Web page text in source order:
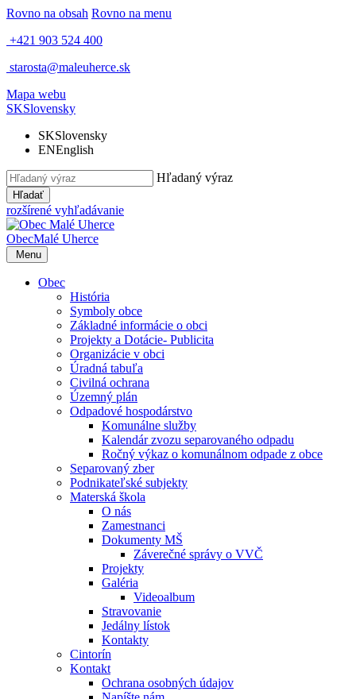
Rovno na obsah Rovno na menu
+421 903 524 400
starosta@maleuherce.sk
Mapa webu
SKSlovensky
SKSlovensky
ENEnglish
Hľadaný výraz
Hľadať
rozšírené vyhľadávanie
ObecMalé Uherce
Menu
Obec
História
Symboly obce
Základné informácie o obci
Projekty a Dotácie- Publicita
Organizácie v obci
Úradná tabuľa
Civilná ochrana
Územný plán
Odpadové hospodárstvo
Komunálne služby
Kalendár zvozu separovaného odpadu
Ročný výkaz o komunálnom odpade z obce
Separovaný zber
Podnikateľské subjekty
Materská škola
O nás
Zamestnanci
Dokumenty MŠ
Záverečné správy o VVČ
Projekty
Galéria
Videoalbum
Stravovanie
Jedálny lístok
Kontakty
Cintorín
Kontakt
Ochrana osobných údajov